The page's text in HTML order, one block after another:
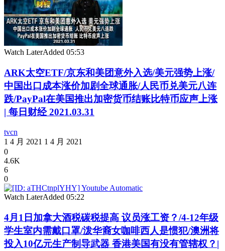
Watch LaterAdded 05:53
ARK太空ETF/京东和美团意外入选/美元强势上涨/
中国出口成本涨价加剧全球通胀/人民币兑美元八连
跌/PayPal在美国推出加密货币结账比特币应声上涨
| 每日财经 2021.03.31
tvcn
1 4 月 2021 1 4 月 2021
0
4.6K
6
0
Watch LaterAdded 05:22
4月1日加拿大酒税碳税提高 议员涨工资？/4-12年级
学生室内需戴口罩/泼华裔女咖啡西人是惯犯/澳洲将
投入10亿元生产制导武器 香港美国有没有管辖权？|